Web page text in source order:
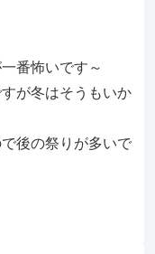
番怖いです～
が冬はそうもいか
後の祭りが多いで